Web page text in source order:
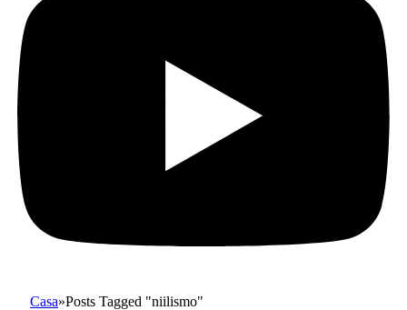
Casa»Posts Tagged "niilismo"